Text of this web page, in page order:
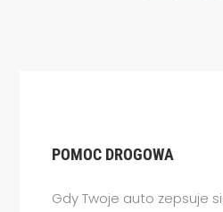
POMOC DROGOWA
Gdy Twoje auto zepsuje